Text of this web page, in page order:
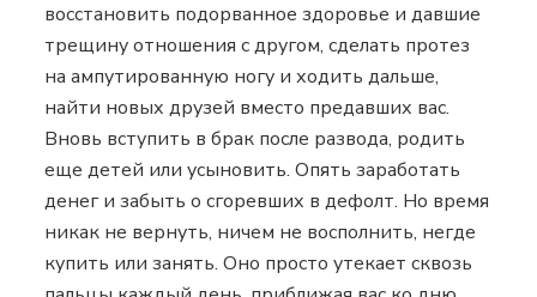
восстановить подорванное здоровье и давшие
трещину отношения с другом, сделать протез
на ампутированную ногу и ходить дальше,
найти новых друзей вместо предавших вас.
Вновь вступить в брак после развода, родить
еще детей или усыновить. Опять заработать
денег и забыть о сгоревших в дефолт. Но время
никак не вернуть, ничем не восполнить, негде
купить или занять. Оно просто утекает сквозь